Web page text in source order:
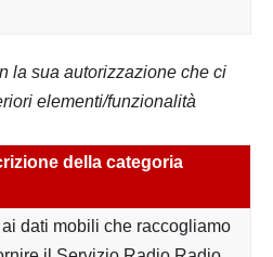
la sua autorizzazione che ci
elementi/funzionalità
della categoria
dati mobili che raccogliamo